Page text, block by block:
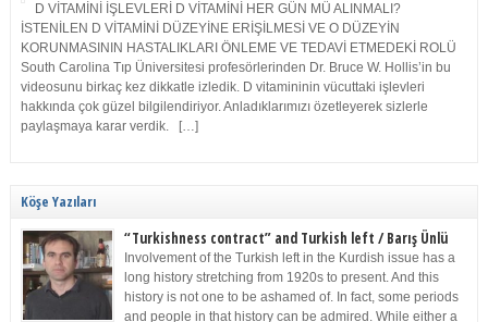
D VİTAMİNİ İŞLEVLERİ D VİTAMİNİ HER GÜN MÜ ALINMALI?
İSTENİLEN D VİTAMİNİ DÜZEYİNE ERİŞİLMESİ VE O DÜZEYİN
KORUNMASININ HASTALIKLARI ÖNLEME VE TEDAVİ ETMEDEKİ ROLÜ
South Carolina Tıp Üniversitesi profesörlerinden Dr. Bruce W. Hollis’in bu
videosunu birkaç kez dikkatle izledik. D vitamininin vücuttaki işlevleri
hakkında çok güzel bilgilendiriyor. Anladıklarımızı özetleyerek sizlerle
paylaşmaya karar verdik. […]
Köşe Yazıları
“Turkishness contract” and Turkish left / Barış Ünlü
Involvement of the Turkish left in the Kurdish issue has a
long history stretching from 1920s to present. And this
history is not one to be ashamed of. In fact, some periods
and people in that history can be admired. While either a